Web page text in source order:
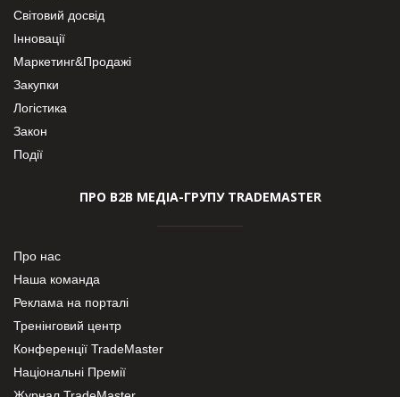
Світовий досвід
Інновації
Маркетинг&Продажі
Закупки
Логістика
Закон
Події
ПРО В2В МЕДІА-ГРУПУ TRADEMASTER
Про нас
Наша команда
Реклама на порталі
Тренінговий центр
Конференції TradeMaster
Національні Премії